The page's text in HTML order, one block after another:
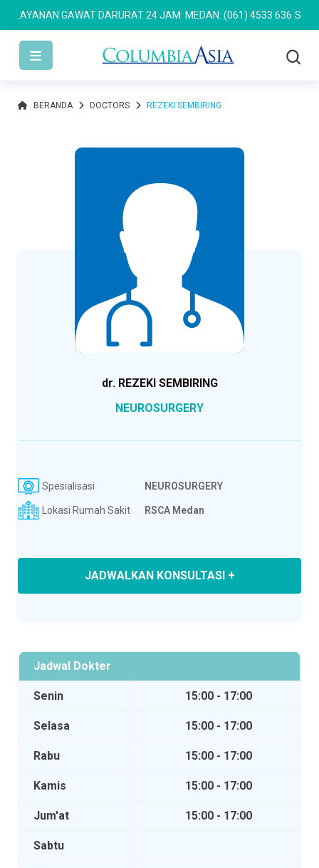
GAWAT DARURAT 24 JAM: MEDAN: (061) 4533 636
BERANDA DOCTORS REZEKI SEMBIRING
dr. REZEKI SEMBIRING
NEUROSURGERY
Spesialisasi NEUROSURGERY
Lokasi Rumah Sakit RSCA Medan
JADWALKAN KONSULTASI +
Jadwal Dokter
Senin 15:00 - 17:00
Selasa 15:00 - 17:00
Rabu 15:00 - 17:00
Kamis 15:00 - 17:00
Jum'at 15:00 - 17:00
Sabtu